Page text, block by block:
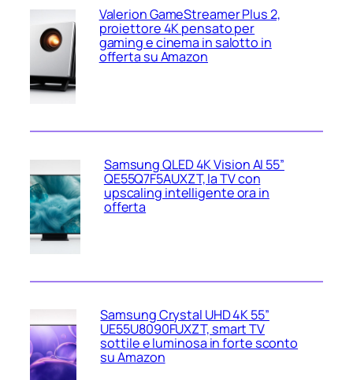
Valerion GameStreamer Plus 2,
proiettore 4K pensato per
gaming e cinema in salotto in
offerta su Amazon
Samsung QLED 4K Vision AI 55”
QE55Q7F5AUXZT, la TV con
upscaling intelligente ora in
offerta
Samsung Crystal UHD 4K 55”
UE55U8090FUXZT, smart TV
sottile e luminosa in forte sconto
su Amazon